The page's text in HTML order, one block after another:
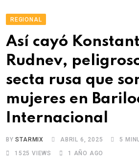
REGIONAL
Así cayó
Rudnev,
secta rusa que
mujeres en
Internacional
BYSTARMIX ABRIL 6, 2025
5
1525 VIEWS 1 AÑO AGO